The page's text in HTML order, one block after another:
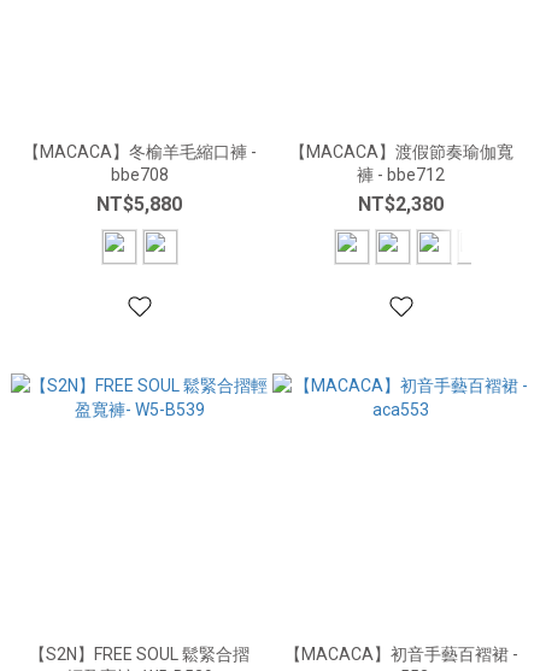
【MACACA】冬榆羊毛縮口褲 -
bbe708
NT$5,880
【MACACA】渡假節奏瑜伽寬
褲 - bbe712
NT$2,380
【S2N】FREE SOUL 鬆緊合摺
【MACACA】初音手藝百褶裙 -